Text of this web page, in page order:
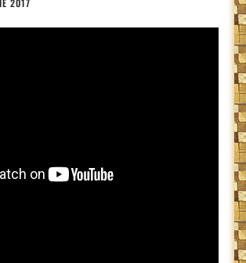
2017